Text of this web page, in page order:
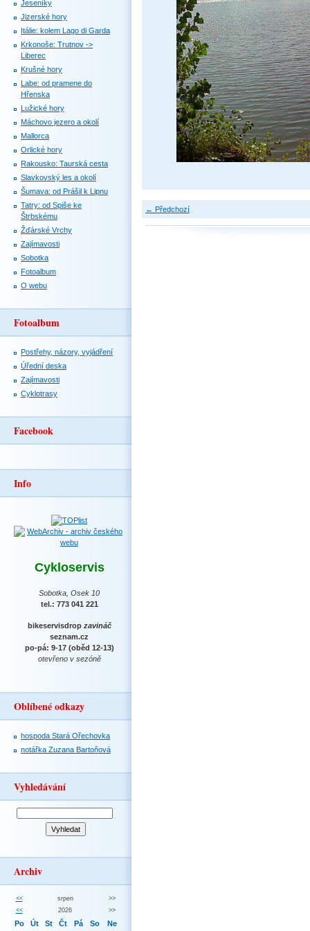
← Předchozí
Jeseníky
Jizerské hory
Itálie: kolem Lago di Garda
Krkonoše: Trutnov ->
Liberec
Krušné hory
Labe: od pramene do
Hřenska
Lužické hory
Máchovo jezero a okolí
Mallorca
Orlické hory
Rakousko: Taurská cesta
Slavkovský les a okolí
Šumava: od Prášil k Lipnu
Tatry: od Spiše ke
Štrbskému
Žďárské Vrchy
Zajímavosti
Sobotka
Fotoalbum
O webu
Fotoalbum
Postřehy, názory, vyjádření
Úřední deska
Zajímavosti
Cyklotrasy
Facebook
Info
Cykloservis
Sobotka, Osek 10
tel.: 773 041 221
bikeservisdrop zavináč
seznam.cz
po-pá: 9-17 (oběd 12-13)
otevřeno v sezóně
Oblíbené odkazy
hospoda Stará Ořechovka
notářka Zuzana Bartoňová
Vyhledávání
Archiv
<< srpen
>>
<<
2026 >>
Po Út St Čt Pá So Ne